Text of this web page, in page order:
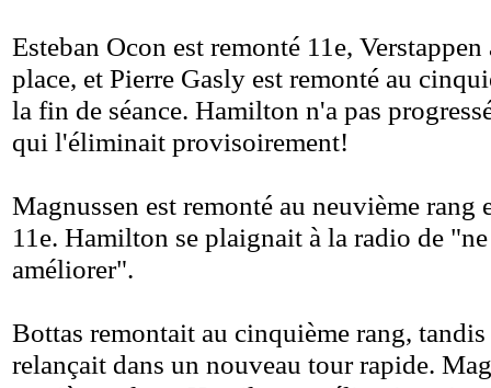
Esteban Ocon est remonté 11e,
place, et Pierre Gasly est remonté au
la fin de séance. Hamilton n'a pas
qui l'éliminait provisoirement!
Magnussen est remonté au neuvième rang
11e. Hamilton se plaignait à la radio de "
améliorer".
Bottas remontait au cinquième rang,
relançait dans un nouveau tour rapide.